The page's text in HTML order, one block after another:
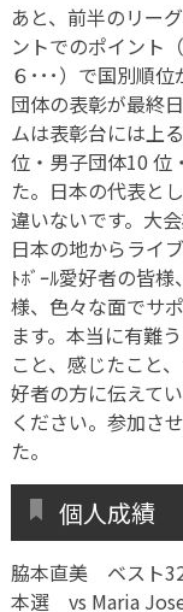
あと、前半のリー
ントでのポイント
６･･･）で国別順
団体の表彰が最終
ムは表彰台には上
位・男子団体10 位
た。日本の代表と
違いないです。大
日本の地からライ
ﾄﾎﾞｰﾙ愛好者の皆
様、色々な面でサ
ます。本当に有難
こと、感じたこと
好者の方に伝えて
ください。参加さ
た。
個人成績
脇本直美 ベスト
本選 vs Maria